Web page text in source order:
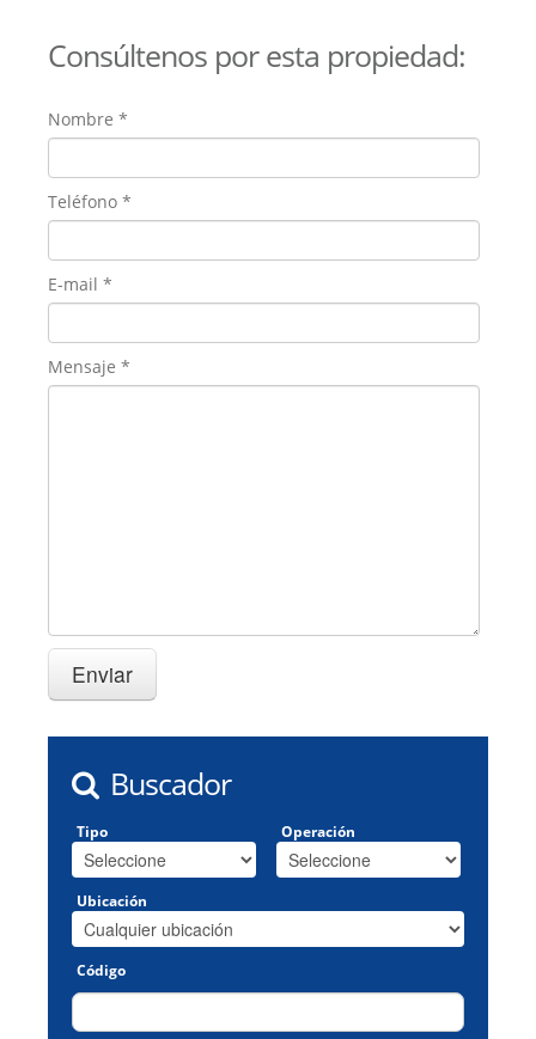
Consúltenos por esta propiedad:
Nombre *
Teléfono *
E-mail *
Mensaje *
Buscador
Tipo Operación
Ubicación
Código